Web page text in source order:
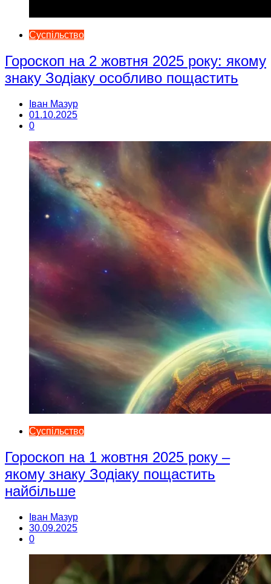
Суспільство
Гороскоп на 2 жовтня 2025 року: якому
знаку Зодіаку особливо пощастить
Іван Мазур
01.10.2025
0
Суспільство
Гороскоп на 1 жовтня 2025 року –
якому знаку Зодіаку пощастить
найбільше
Іван Мазур
30.09.2025
0